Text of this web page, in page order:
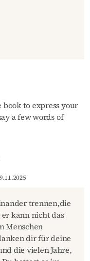
book to express your
a few words of
trennen,die
kann nicht das
Menschen
dir für deine
die vielen Jahre,